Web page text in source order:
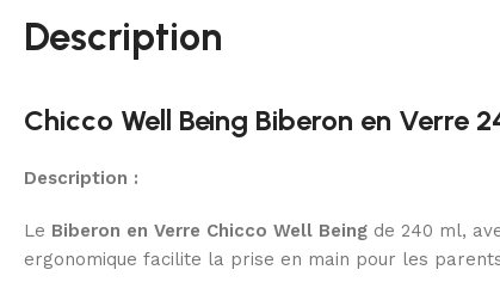
Description
Chicco Well Being Biberon en Verre
Description :
Le Biberon en Verre Chicco Well Being de 240 ml,
ergonomique facilite la prise en main pour les